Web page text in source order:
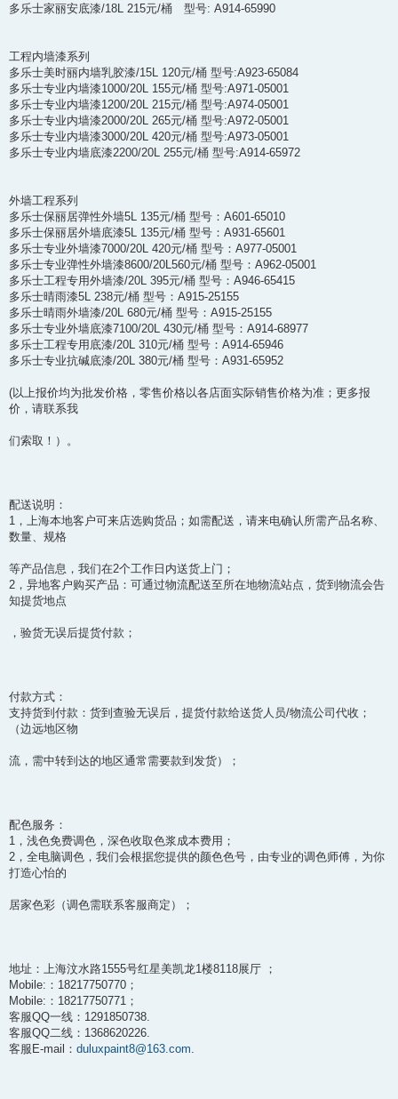
多乐士家丽安底漆/18L 215元/桶 型号: A914-65990
工程内墙漆系列
多乐士美时丽内墙乳胶漆/15L 120元/桶 型号:A923-65084
多乐士专业内墙漆1000/20L 155元/桶 型号:A971-05001
多乐士专业内墙漆1200/20L 215元/桶 型号:A974-05001
多乐士专业内墙漆2000/20L 265元/桶 型号:A972-05001
多乐士专业内墙漆3000/20L 420元/桶 型号:A973-05001
多乐士专业内墙底漆2200/20L 255元/桶 型号:A914-65972
外墙工程系列
多乐士保丽居弹性外墙5L 135元/桶 型号：A601-65010
多乐士保丽居外墙底漆5L 135元/桶 型号：A931-65601
多乐士专业外墙漆7000/20L 420元/桶 型号：A977-05001
多乐士专业弹性外墙漆8600/20L560元/桶 型号：A962-05001
多乐士工程专用外墙漆/20L 395元/桶 型号：A946-65415
多乐士晴雨漆5L 238元/桶 型号：A915-25155
多乐士晴雨外墙漆/20L 680元/桶 型号：A915-25155
多乐士专业外墙底漆7100/20L 430元/桶 型号：A914-68977
多乐士工程专用底漆/20L 310元/桶 型号：A914-65946
多乐士专业抗碱底漆/20L 380元/桶 型号：A931-65952
(以上报价均为批发价格，零售价格以各店面实际销售价格为准；更多报
价，请联系我
们索取！）。
配送说明：
1，上海本地客户可来店选购货品；如需配送，请来电确认所需产品名称、
数量、规格
等产品信息，我们在2个工作日内送货上门；
2，异地客户购买产品：可通过物流配送至所在地物流站点，货到物流会告
知提货地点
，验货无误后提货付款；
付款方式：
支持货到付款：货到查验无误后，提货付款给送货人员/物流公司代收；
（边远地区物
流，需中转到达的地区通常需要款到发货）；
配色服务：
1，浅色免费调色，深色收取色浆成本费用；
2，全电脑调色，我们会根据您提供的颜色色号，由专业的调色师傅，为你
打造心怡的
居家色彩（调色需联系客服商定）；
地址：上海汶水路1555号红星美凯龙1楼8118展厅 ；
Mobile:：18217750770；
Mobile:：18217750771；
客服QQ一线：1291850738.
客服QQ二线：1368620226.
客服E-mail： duluxpaint8@163.com